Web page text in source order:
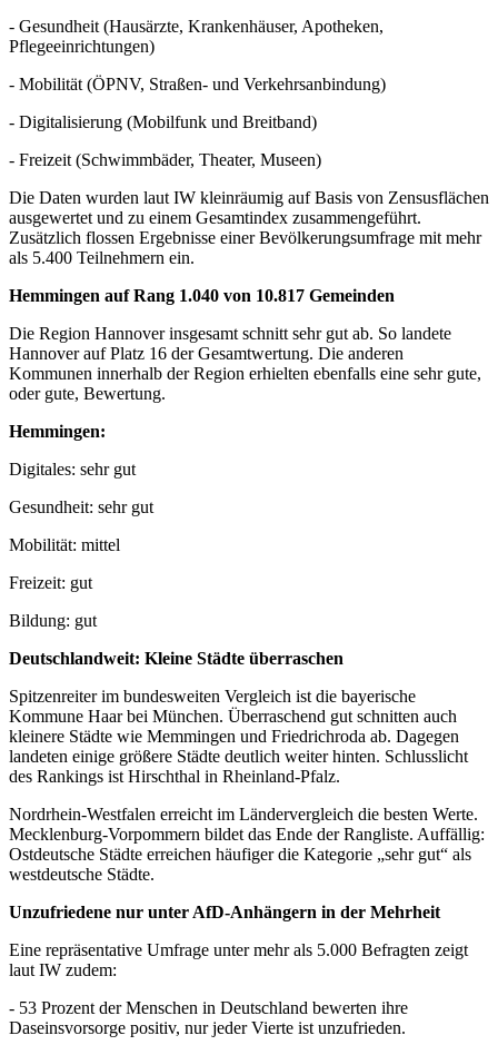
- Gesundheit (Hausärzte, Krankenhäuser, Apotheken,
Pflegeeinrichtungen)
- Mobilität (ÖPNV, Straßen- und Verkehrsanbindung)
- Digitalisierung (Mobilfunk und Breitband)
- Freizeit (Schwimmbäder, Theater, Museen)
Die Daten wurden laut IW kleinräumig auf Basis von Zensusflächen
ausgewertet und zu einem Gesamtindex zusammengeführt.
Zusätzlich flossen Ergebnisse einer Bevölkerungsumfrage mit mehr
als 5.400 Teilnehmern ein.
Hemmingen auf Rang 1.040 von 10.817 Gemeinden
Die Region Hannover insgesamt schnitt sehr gut ab. So landete
Hannover auf Platz 16 der Gesamtwertung. Die anderen
Kommunen innerhalb der Region erhielten ebenfalls eine sehr gute,
oder gute, Bewertung.
Hemmingen:
Digitales: sehr gut
Gesundheit: sehr gut
Mobilität: mittel
Freizeit: gut
Bildung: gut
Deutschlandweit: Kleine Städte überraschen
Spitzenreiter im bundesweiten Vergleich ist die bayerische
Kommune Haar bei München. Überraschend gut schnitten auch
kleinere Städte wie Memmingen und Friedrichroda ab. Dagegen
landeten einige größere Städte deutlich weiter hinten. Schlusslicht
des Rankings ist Hirschthal in Rheinland-Pfalz.
Nordrhein-Westfalen erreicht im Ländervergleich die besten Werte.
Mecklenburg-Vorpommern bildet das Ende der Rangliste. Auffällig:
Ostdeutsche Städte erreichen häufiger die Kategorie „sehr gut“ als
westdeutsche Städte.
Unzufriedene nur unter AfD-Anhängern in der Mehrheit
Eine repräsentative Umfrage unter mehr als 5.000 Befragten zeigt
laut IW zudem:
- 53 Prozent der Menschen in Deutschland bewerten ihre
Daseinsvorsorge positiv, nur jeder Vierte ist unzufrieden.